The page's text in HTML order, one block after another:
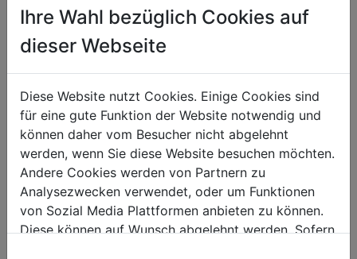
max. height in mm
1130
weight
net weight in kg
35
gross weight in kg
packaging
packaging height in mm
205
packaging width in mm
480
Ihre Wahl bezüglich Cookies auf
dieser Webseite
Diese Website nutzt Cookies. Einige Cookies sind
für eine gute Funktion der Website notwendig und
können daher vom Besucher nicht abgelehnt
werden, wenn Sie diese Website besuchen möchten.
Andere Cookies werden von Partnern zu
Analysezwecken verwendet, oder um Funktionen
von Sozial Media Plattformen anbieten zu können.
Diese können auf Wunsch abgelehnt werden. Sofern